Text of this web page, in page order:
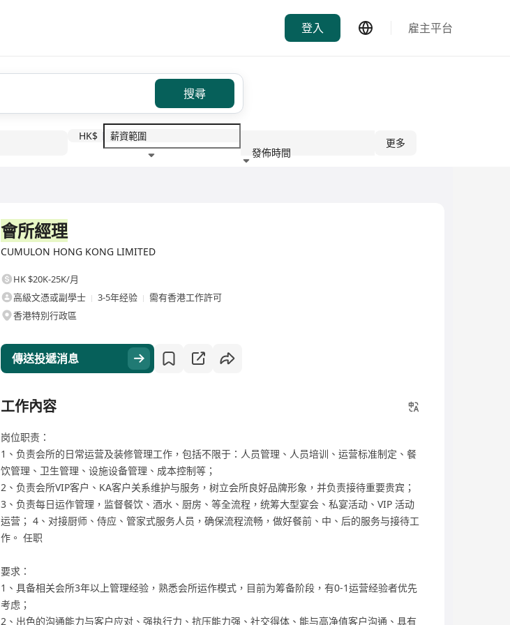
登入 雇主平台
搜尋
HK$
發佈時間
更多
會所經理
CUMULON HONG KONG LIMITED
HK $20K-25K/月
高級文憑或副學士
3-5年经验
需有香港工作許可
香港特別行政區
傳送投遞消息
工作內容
岗位职责：
1、负责会所的日常运营及装修管理工作，包括不限于：人员管理、人员培训、运营标准制定、餐
饮管理、卫生管理、设施设备管理、成本控制等；
2、负责会所VIP客户、KA客户关系维护与服务，树立会所良好品牌形象，并负责接待重要贵宾；
3、负责每日运作管理，监督餐饮、酒水、厨房、等全流程，统筹大型宴会、私宴活动、VIP 活动
运营； 4、对接厨师、侍应、管家式服务人员，确保流程流畅，做好餐前、中、后的服务与接待工
作。 任职
要求：
1、具备相关会所3年以上管理经验，熟悉会所运作模式，目前为筹备阶段，有0-1运营经验者优先
考虑；
2、出色的沟通能力与客户应对、强执行力、抗压能力强、社交得体、能与高净值客户沟通、具有